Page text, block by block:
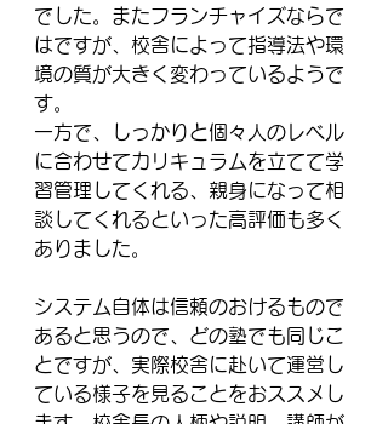
でした。またフランチャイズならで
はですが、校舎によって指導法や環
境の質が大きく変わっているようで
す。
一方で、しっかりと個々人のレベル
に合わせてカリキュラムを立てて学
習管理してくれる、親身になって相
談してくれるといった高評価も多く
ありました。
システム自体は信頼のおけるもので
あると思うので、どの塾でも同じこ
とですが、実際校舎に赴いて運営し
ている様子を見ることをおススメし